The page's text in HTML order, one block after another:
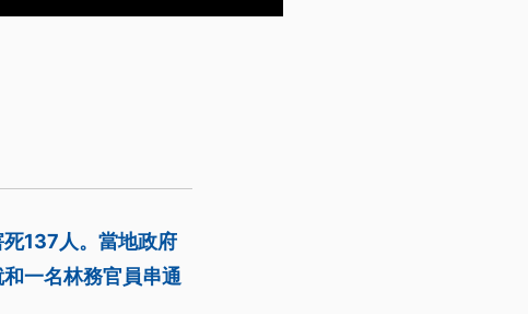
137人。當地政府
一名林務官員串通